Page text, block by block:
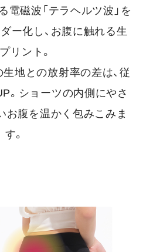
電磁波「テラヘルツ波」を
ー化し、お腹に触れる生
リント。
地との放射率の差は、従
。ショーツの内側にやさ
お腹を温かく包みこみま
す。